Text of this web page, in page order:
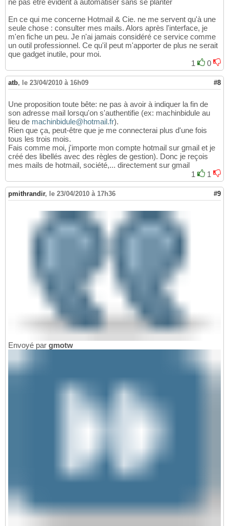
En ce qui me concerne Hotmail & Cie. ne me servent qu'à une
seule chose : consulter mes mails. Alors après l'interface, je
m'en fiche un peu. Je n'ai jamais considéré ce service comme
un outil professionnel. Ce qu'il peut m'apporter de plus ne serait
que gadget inutile, pour moi.
1
0
atb, le 23/04/2010 à 16h09 #8
Une proposition toute bête: ne pas à avoir à indiquer la fin de
son adresse mail lorsqu'on s'authentifie (ex: machinbidule au
lieu de machinbidule@hotmail.fr).
Rien que ça, peut-être que je me connecterai plus d'une fois
tous les trois mois.
Fais comme moi, j'importe mon compte hotmail sur gmail et je
créé des libellés avec des règles de gestion). Donc je reçois
mes mails de hotmail, société,... directement sur gmail
1
1
pmithrandir, le 23/04/2010 à 17h36 #9
Envoyé par gmotw